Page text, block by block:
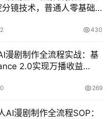
镜技术，普通人零基础
430
漫剧制作全流程实战：基
2.0实现万播收益
269
AI漫剧制作全流程SOP：